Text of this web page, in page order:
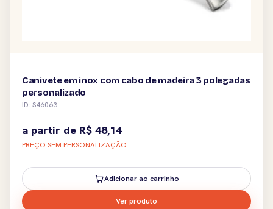
Canivete em inox com cabo de madeira 3 polegadas
personalizado
ID: S46063
a partir de R$ 48,14
PREÇO SEM PERSONALIZAÇÃO
Adicionar ao carrinho
Ver produto